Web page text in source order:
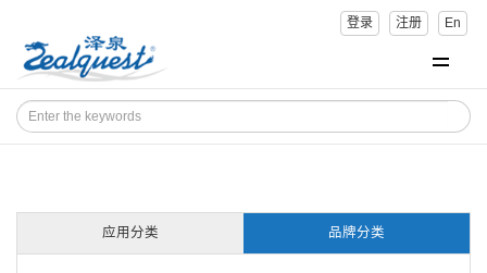
登录 注册 En
应用分类 品牌分类